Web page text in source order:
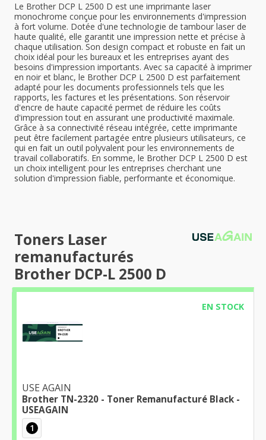
Le Brother DCP L 2500 D est une imprimante laser
monochrome conçue pour les environnements d'impression
à fort volume. Dotée d'une technologie de tambour laser de
haute qualité, elle garantit une impression nette et précise à
chaque utilisation. Son design compact et robuste en fait un
choix idéal pour les bureaux et les entreprises ayant des
besoins d'impression importants. Avec sa capacité à imprimer
en noir et blanc, le Brother DCP L 2500 D est parfaitement
adapté pour les documents professionnels tels que les
rapports, les factures et les présentations. Son réservoir
d'encre de haute capacité permet de réduire les coûts
d'impression tout en assurant une productivité maximale.
Grâce à sa connectivité réseau intégrée, cette imprimante
peut être facilement partagée entre plusieurs utilisateurs, ce
qui en fait un outil polyvalent pour les environnements de
travail collaboratifs. En somme, le Brother DCP L 2500 D est
un choix intelligent pour les entreprises cherchant une
solution d'impression fiable, performante et économique.
Toners Laser
remanufacturés
Brother DCP-L 2500 D
EN STOCK
USE AGAIN
Brother TN-2320 - Toner Remanufacturé Black -
USEAGAIN
1